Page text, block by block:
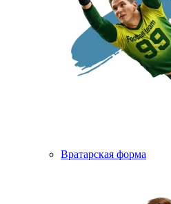
Вратарская форма